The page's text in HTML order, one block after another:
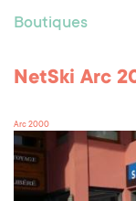
Boutiques
NetSki Arc
Arc 2000